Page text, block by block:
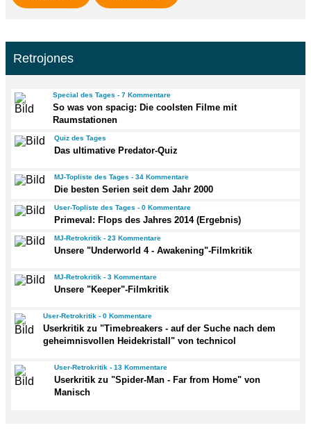
Retrojones
Special des Tages - 7 Kommentare
So was von spacig: Die coolsten Filme mit
Raumstationen
Quiz des Tages
Das ultimative Predator-Quiz
MJ-Topliste des Tages - 34 Kommentare
Die besten Serien seit dem Jahr 2000
User-Topliste des Tages - 0 Kommentare
Primeval: Flops des Jahres 2014 (Ergebnis)
MJ-Retrokritik - 23 Kommentare
Unsere "Underworld 4 - Awakening"-Filmkritik
MJ-Retrokritik - 3 Kommentare
Unsere "Keeper"-Filmkritik
User-Retrokritik - 0 Kommentare
Userkritik zu "Timebreakers - auf der Suche nach dem
geheimnisvollen Heidekristall" von technicol
User-Retrokritik - 13 Kommentare
Userkritik zu "Spider-Man - Far from Home" von
Manisch